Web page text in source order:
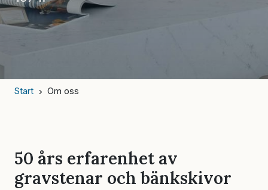
Start Om oss
50 års erfarenhet av
gravstenar och bänkskivor